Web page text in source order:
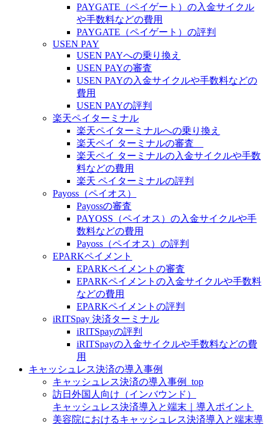
PAYGATE（ペイゲート）の入金サイクル
や手数料などの費用
PAYGATE（ペイゲート）の評判
USEN PAY
USEN PAYへの乗り換え
USEN PAYの審査
USEN PAYの入金サイクルや手数料などの
費用
USEN PAYの評判
楽天ペイターミナル
楽天ペイターミナルへの乗り換え
楽天ペイ ターミナルの審査
楽天ペイ ターミナルの入金サイクルや手数
料などの費用
楽天 ペイターミナルの評判
Payoss（ペイオス）
Payossの審査
PAYOSS（ペイオス）の入金サイクルや手
数料などの費用
Payoss（ペイオス）の評判
EPARKペイメント
EPARKペイメントの審査
EPARKペイメントの入金サイクルや手数料
などの費用
EPARKペイメントの評判
iRITSpay 決済ターミナル
iRITSpayの評判
iRITSpayの入金サイクルや手数料などの費
用
キャッシュレス決済の導入事例
キャッシュレス決済の導入事例_top
訪日外国人向け（インバウンド）
キャッシュレス決済導入と端末｜導入ポイント
美容院におけるキャッシュレス決済導入と端末導